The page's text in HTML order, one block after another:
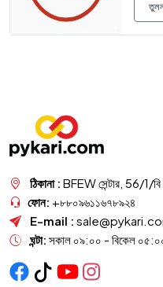
ঠিকানা : BFEW সেন্টার, 56/1/বি
ফোন: +৮৮০৯৬১১৬৭৮৯২৪
E-mail :
ঘন্টা: সকাল ০৯:০০ - বিকেল